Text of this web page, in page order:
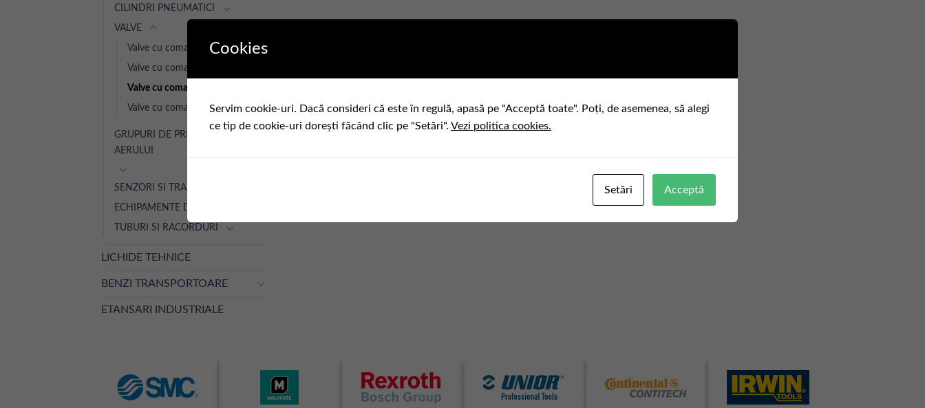
CILINDRI PNEUMATICI
VALVE
Valve cu comada mecanica
Valve cu comanda directa
Valve cu comanda electrica
Valve cu comanda manuala
GRUPURI DE PREPARARE A
AERULUI
SENZORI SI TRADUCTOARE
ECHIPAMENTE DE PROCES
TUBURI SI RACORDURI
LICHIDE TEHNICE
BENZI TRANSPORTOARE
ETANSARI INDUSTRIALE
Cookies
Servim cookie-uri. Dacă consideri că este în regulă, apasă pe "Acceptă toate". Poți, de asemenea, să alegi
ce tip de cookie-uri dorești făcând clic pe "Setări". Vezi politica cookies.
Setări Acceptă